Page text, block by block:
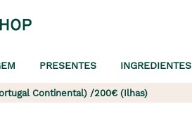
PRESENTES INGREDIENTES
Continental) /200€ (Ilhas)